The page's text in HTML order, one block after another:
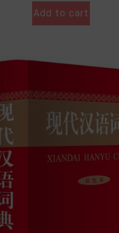
Add to cart